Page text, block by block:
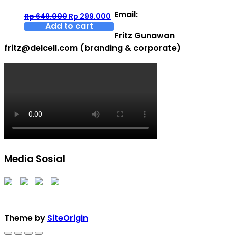
Rp649.000 Original
price
Rp 649.000.
Rp 299.000 Current
price
is:
Rp 299.000.
Add to cart
Email:
Fritz Gunawan
fritz@delcell.com (branding & corporate)
Media Sosial
Theme by SiteOrigin